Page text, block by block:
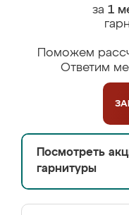
за 1
Поможем
Ответим
Посмотреть
гарнитуры